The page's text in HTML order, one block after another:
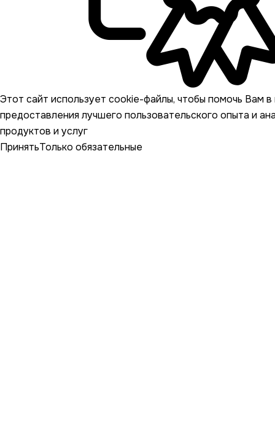
Этот сайт использует cookie-файлы, чтобы помочь Вам в
предоставления лучшего пользовательского опыта и
продуктов и услуг
ПринятьТолько обязательные